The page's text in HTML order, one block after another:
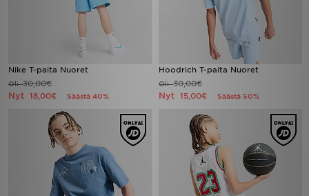
Nike T-paita Nuoret
Oli30,00€
Nyt 18,00€ Säästä 40%
Hoodrich T-paita Nuoret
Oli30,00€
Nyt 15,00€ Säästä 50%